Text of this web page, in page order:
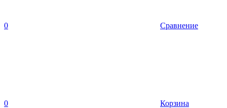
0 Сравнение
0 Корзина